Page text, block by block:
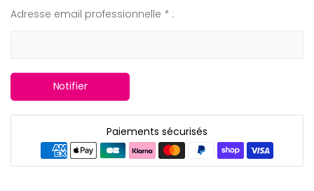
Adresse email professionnelle * :
Notifier
Paiements sécurisés